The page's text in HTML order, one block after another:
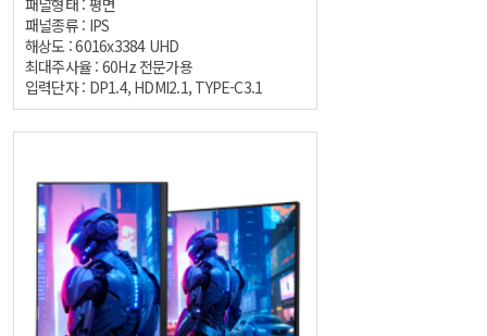
패널형태 : 평면
패널종류 : IPS
해상도 : 6016x3384 UHD
최대주사율 : 60Hz 전문가용
입력단자 : DP1.4, HDMI2.1, TYPE-C3.1